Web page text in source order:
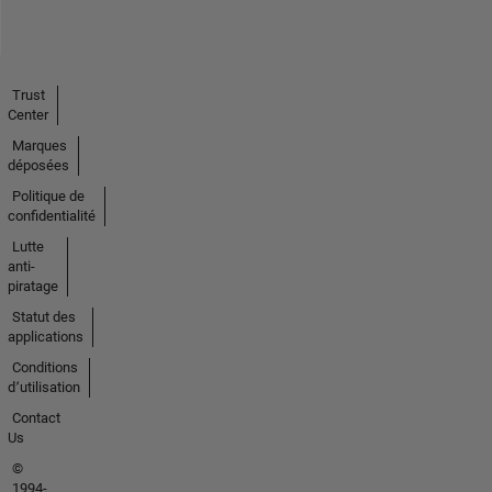
Trust
Center
Marques
déposées
Politique de
confidentialité
Lutte
anti-
piratage
Statut des
applications
Conditions
d՚utilisation
Contact
Us
©
1994-